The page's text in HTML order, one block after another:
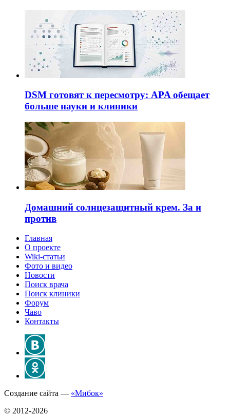
DSM готовят к пересмотру: APA обещает
больше науки и клиники
Домашний солнцезащитный крем. За и
против
Главная
О проекте
Wiki-статьи
Фото и видео
Новости
Поиск врача
Поиск клиники
Форум
Чаво
Контакты
Создание сайта — «Мибок»
© 2012-2026